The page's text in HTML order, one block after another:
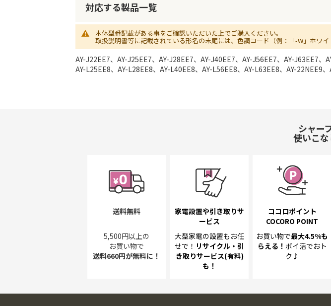
対応する製品一覧
本体型番記載がある事をご確認いただいた上でご購入ください。
取扱説明書等に記載されている形名の末尾には、色調コード（例：「-W」ホワイ
AY-J22EE7、AY-J25EE7、AY-J28EE7、AY-J40EE7、AY-J56EE7、AY-J63EE7
AY-L25EE8、AY-L28EE8、AY-L40EE8、AY-L56EE8、AY-L63EE8、AY-22NEE9
シャー
使いこ
送料無料
5,500円以上の
お買い物で
送料660円が無料に！
家電設置や引き取りサ
ービス
大型家電の設置も お任
せで！ リサイクル・引
き取りサービス(有料)
も！
ココロポイント
COCORO POINT
お買い物で最大4.5%も
らえる！ ポイ活でおト
ク♪